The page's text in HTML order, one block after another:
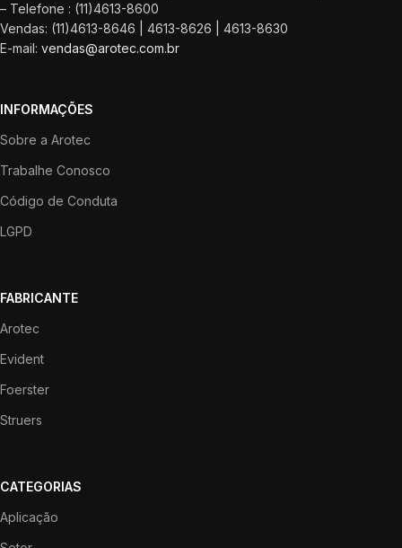
– Telefone : (11)4613-8600
Vendas: (11)4613-8646 | 4613-8626 | 4613-8630
E-mail: vendas@arotec.com.br
INFORMAÇÕES
Sobre a Arotec
Trabalhe Conosco
Código de Conduta
LGPD
FABRICANTE
Arotec
Evident
Foerster
Struers
CATEGORIAS
Aplicação